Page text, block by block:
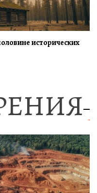
исторических